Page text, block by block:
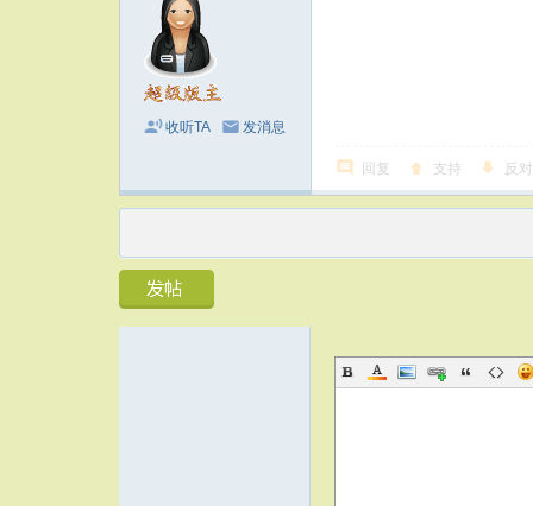
收听TA 发消息
回复 支持 反对